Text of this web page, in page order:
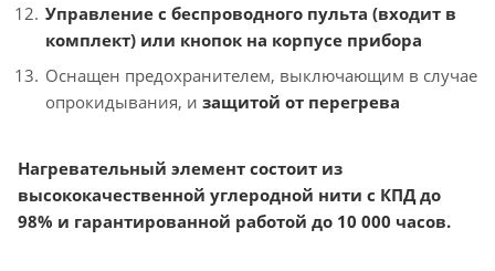
Управление с беспроводного пульта (входит в
комплект) или кнопок на корпусе прибора
Оснащен предохранителем, выключающим в случае
опрокидывания, и защитой от перегрева
Нагревательный элемент состоит из
высококачественной углеродной нити с КПД до
98% и гарантированной работой до 10 000 часов.